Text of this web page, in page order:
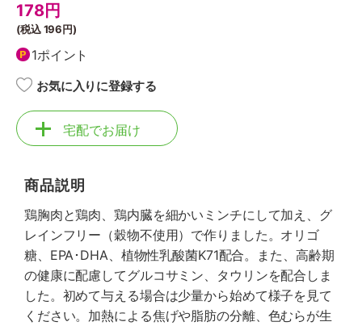
178円
(税込196円)
1ポイント
お気に入りに登録する
宅配でお届け
商品説明
鶏胸肉と鶏肉、鶏内臓を細かいミンチにして加え、グ
レインフリー（穀物不使用）で作りました。オリゴ
糖、EPA･DHA、植物性乳酸菌K71配合。また、高齢期
の健康に配慮してグルコサミン、タウリンを配合しま
した。初めて与える場合は少量から始めて様子を見て
ください。加熱による焦げや脂肪の分離、色むらが生